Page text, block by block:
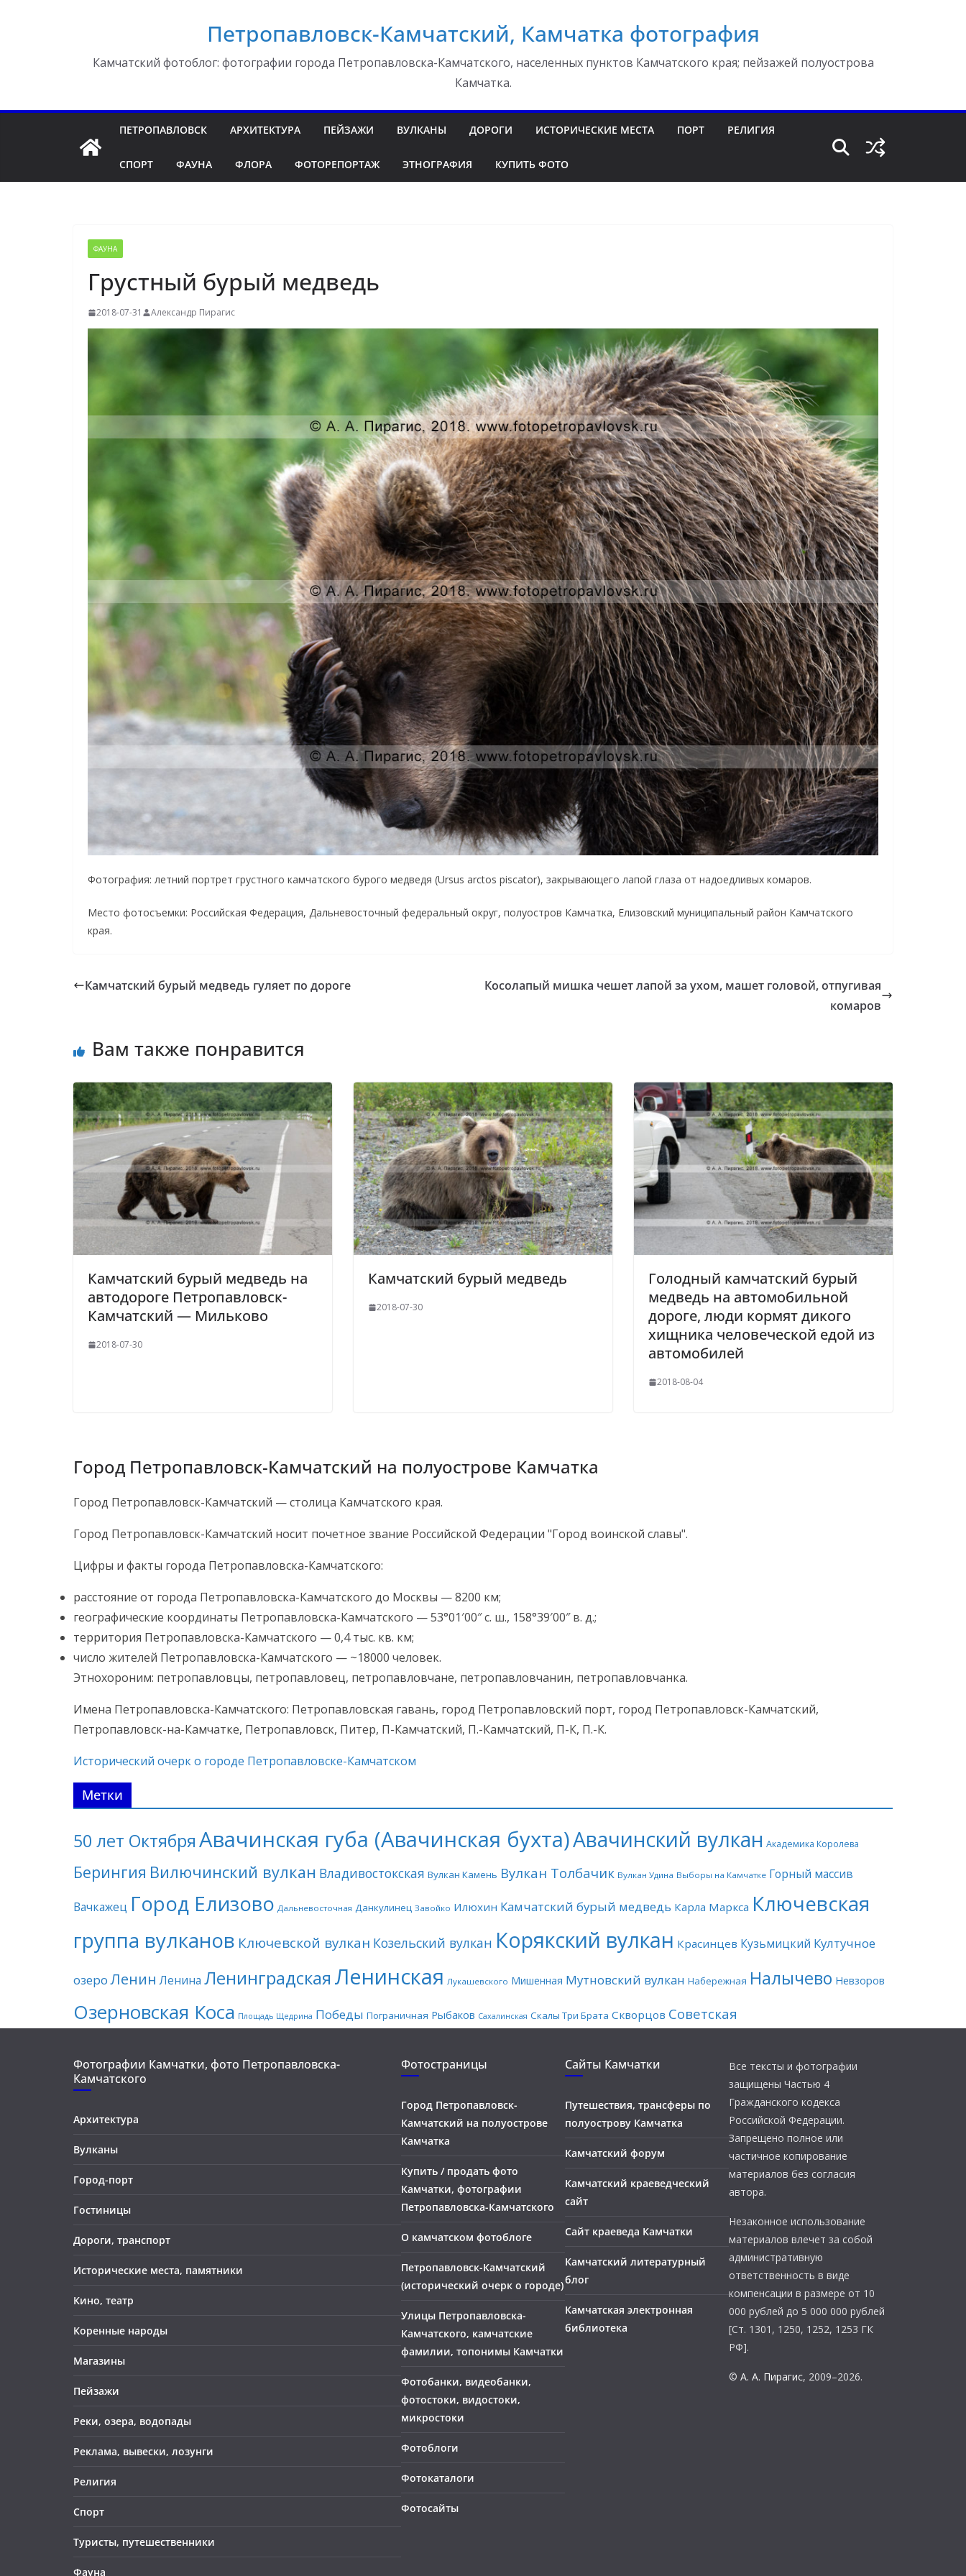
Петропавловск-Камчатский, Камчатка фотография
Камчатский фотоблог: фотографии города Петропавловска-Камчатского, населенных пунктов Камчатского края; пейзажей полуострова
Камчатка.
ПЕТРОПАВЛОВСК АРХИТЕКТУРА ПЕЙЗАЖИ ВУЛКАНЫ ДОРОГИ ИСТОРИЧЕСКИЕ МЕСТА ПОРТ РЕЛИГИЯ
СПОРТ ФАУНА ФЛОРА ФОТОРЕПОРТАЖ ЭТНОГРАФИЯ КУПИТЬ ФОТО
ФАУНА
Грустный бурый медведь
2018-07-31 Александр Пирагис
Фотография: летний портрет грустного камчатского бурого медведя (Ursus arctos piscator), закрывающего лапой глаза от надоедливых комаров.
Место фотосъемки: Российская Федерация, Дальневосточный федеральный округ, полуостров Камчатка, Елизовский муниципальный район Камчатского
края.
Камчатский бурый медведь гуляет по дороге
Косолапый мишка чешет лапой за ухом, машет головой, отпугивая
комаров
Вам также понравится
Камчатский бурый медведь на
автодороге Петропавловск-
Камчатский — Мильково
2018-07-30
Камчатский бурый медведь
2018-07-30
Голодный камчатский бурый
медведь на автомобильной
дороге, люди кормят дикого
хищника человеческой едой из
автомобилей
2018-08-04
Город Петропавловск-Камчатский на полуострове Камчатка
Город Петропавловск-Камчатский — столица Камчатского края.
Город Петропавловск-Камчатский носит почетное звание Российской Федерации "Город воинской славы".
Цифры и факты города Петропавловска-Камчатского:
расстояние от города Петропавловска-Камчатского до Москвы — 8200 км;
географические координаты Петропавловска-Камчатского — 53°01′00″ с. ш., 158°39′00″ в. д.;
территория Петропавловска-Камчатского — 0,4 тыс. кв. км;
число жителей Петропавловска-Камчатского — ~18000 человек.
Этнохороним: петропавловцы, петропавловец, петропавловчане, петропавловчанин, петропавловчанка.
Имена Петропавловска-Камчатского: Петропавловская гавань, город Петропавловский порт, город Петропавловск-Камчатский,
Петропавловск-на-Камчатке, Петропавловск, Питер, П-Камчатский, П.-Камчатский, П-К, П.-К.
Исторический очерк о городе Петропавловске-Камчатском
Метки
50 лет ОктябряАвачинская губа (Авачинская бухта)Авачинский вулкан Академика Королева
Берингия Вилючинский вулкан Владивостокская Вулкан Камень Вулкан Толбачик Вулкан Удина Выборы на Камчатке Горный массив
Вачкажец Город Елизово Дальневосточная Данкулинец Завойко Илюхин Камчатский бурый медведь Карла Маркса Ключевская
группа вулканов Ключевской вулкан Козельский вулкан Корякский вулкан Красинцев Кузьмицкий Култучное
озеро Ленин Ленина Ленинградская Ленинская Лукашевского Мишенная Мутновский вулкан Набережная Налычево Невзоров
Озерновская Коса Площадь Щедрина Победы Пограничная Рыбаков Сахалинская Скалы Три Брата Скворцов Советская
Фотографии Камчатки, фото Петропавловска-
Камчатского
Архитектура
Вулканы
Город-порт
Гостиницы
Дороги, транспорт
Исторические места, памятники
Кино, театр
Коренные народы
Магазины
Пейзажи
Реки, озера, водопады
Реклама, вывески, лозунги
Религия
Спорт
Туристы, путешественники
Фауна
Фотостраницы
Город Петропавловск-
Камчатский на полуострове
Камчатка
Купить / продать фото
Камчатки, фотографии
Петропавловска-Камчатского
О камчатском фотоблоге
Петропавловск-Камчатский
(исторический очерк о городе)
Улицы Петропавловска-
Камчатского, камчатские
фамилии, топонимы Камчатки
Фотобанки, видеобанки,
фотостоки, видостоки,
микростоки
Фотоблоги
Фотокаталоги
Фотосайты
Сайты Камчатки
Путешествия, трансферы по
полуострову Камчатка
Камчатский форум
Камчатский краеведческий
сайт
Сайт краеведа Камчатки
Камчатский литературный
блог
Камчатская электронная
библиотека
Все тексты и фотографии
защищены Частью 4
Гражданского кодекса
Российской Федерации.
Запрещено полное или
частичное копирование
материалов без согласия
автора.
Незаконное использование
материалов влечет за собой
административную
ответственность в виде
компенсации в размере от 10
000 рублей до 5 000 000 рублей
[Ст. 1301, 1250, 1252, 1253 ГК
РФ].
© А. А. Пирагис, 2009–2026.